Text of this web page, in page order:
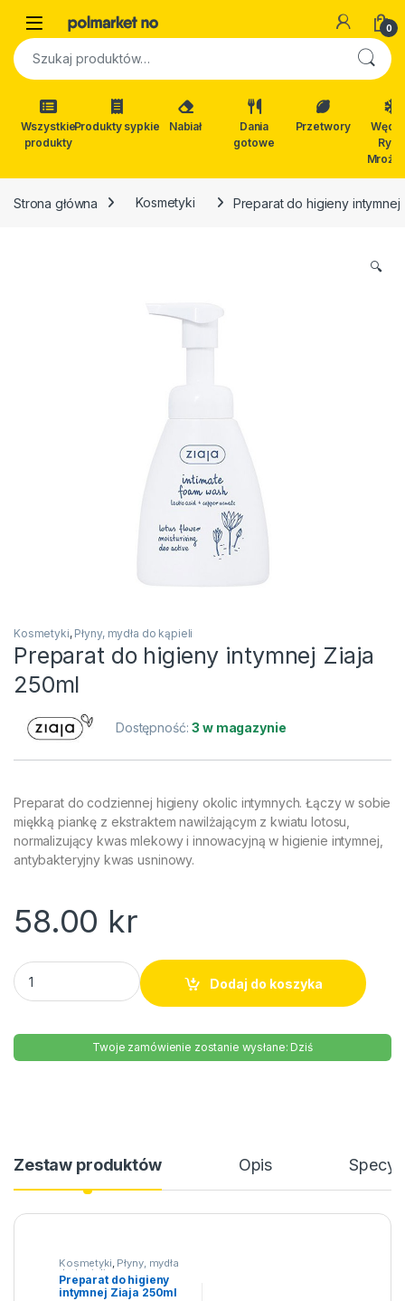
Open 0
Szukaj:
Wszystkie
produkty
Produkty sypkie Nabiał
Dania
gotowe
Przetwory
Ryby
Strona główna Kosmetyki Preparat do higieny intymnej
🔍
Kosmetyki, Płyny, mydła do kąpieli
Preparat do higieny intymnej Ziaja
250ml
Dostępność:3 w magazynie
Preparat do codziennej higieny okolic intymnych. Łączy w sobie
miękką piankę z ekstraktem nawilżającym z kwiatu lotosu,
normalizujący kwas mlekowy i innowacyjną w higienie intymnej,
antybakteryjny kwas usninowy.
58.00 kr
Preparat do higieny intymnej Ziaja 250ml quantity
Dodaj do koszyka
Twoje zamówienie zostanie wysłane: Dziś
Zestaw produktów Opis
Kosmetyki, Płyny, mydła
do kąpieli
Preparat do higieny
intymnej Ziaja 250ml